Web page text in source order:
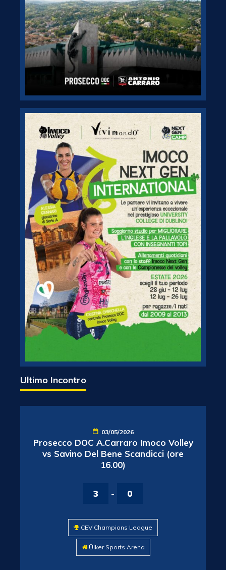
Ultimo Incontro
03/05/2026
Prosecco DOC A.Carraro Imoco Volley
vs Savino Del Bene Scandicci (ore
16.00)
3 - 0
CEV Champions League
Ülker Sports Arena